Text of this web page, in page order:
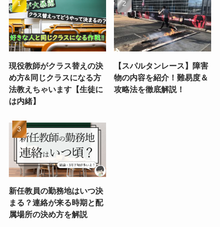
現役教師がクラス替えの決
め方&同じクラスになる方
法教えちゃいます【生徒に
は内緒】
【スパルタンレース】障害
物の内容を紹介！難易度＆
攻略法を徹底解説！
新任教員の勤務地はいつ決
まる？連絡が来る時期と配
属場所の決め方を解説